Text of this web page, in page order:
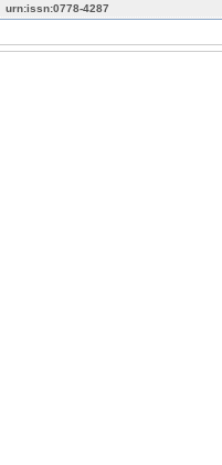
urn:issn:0778-4287